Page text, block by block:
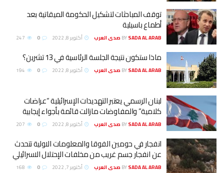
توقف المباحثات لتشكيل الحكومة الميقاتية بعد
أطماع باسيلية
BYSADA AL ARAB صدى العرب أكتوبر 8, 2022
ماذا ستكون نتيجة الجلسة الرئاسية في 13 تشرين؟
BYSADA AL ARAB صدى العرب أكتوبر 8, 2022
لبنان الرسمي يعتبر التهديدات الإسرائيلية “عراضات
كلامية” والمفاوضات مازالت قائمة بأجواء إيجابية
BYSADA AL ARAB صدى العرب أكتوبر 8, 2022
انفجار في حومين الفوقا والمعلومات الاولية تتحدث
عن انفجار جسم غريب من مخلفات الإحتلال الاسرائيلي
BYSADA AL ARAB صدى العرب أكتوبر 7, 2022